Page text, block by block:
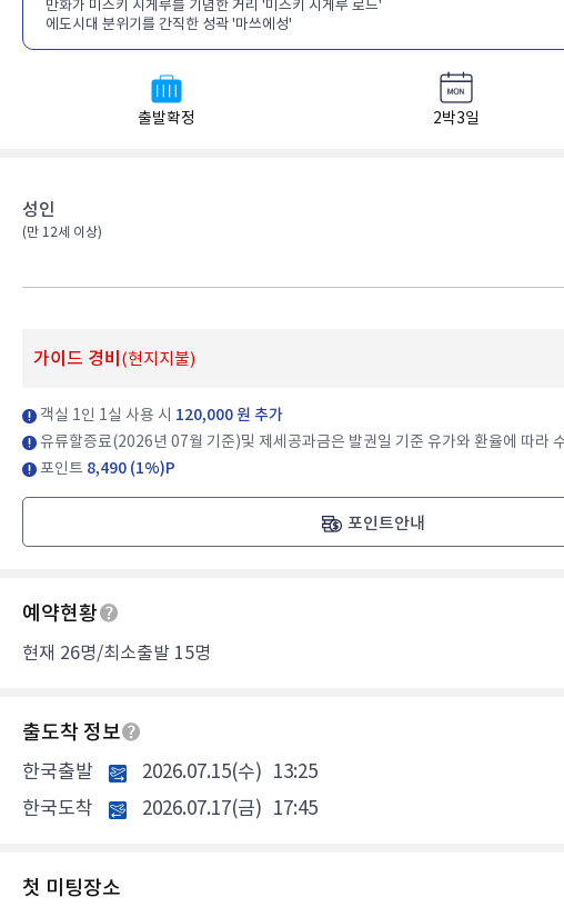
만화가 미즈키 시게루를 기념한 거리 '미즈키 시게루 로드'
에도시대 분위기를 간직한 성곽 '마쓰에성'
출발확정 2박3일
성인
(만 12세 이상)​
가이드 경비 (현지지불)
객실 1인 1실 사용 시 120,000 원 추가
유류할증료(2026년 07월 기준)및 제세공과금은 발권일 기준 유가와 환율에 따라
포인트 8,490 (1%)P
포인트안내
예약현황
현재 26명/최소출발 15명
출도착 정보
한국출발 2026.07.15(수) 13:25
한국도착
2026.07.17(금) 17:45
첫 미팅장소